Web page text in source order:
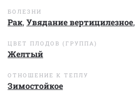
БОЛЕЗНИ
Рак, Увядание вертицилезное,
ЦВЕТ ПЛОДОВ (ГРУППА)
Желтый
ОТНОШЕНИЕ К ТЕПЛУ
Зимостойкое